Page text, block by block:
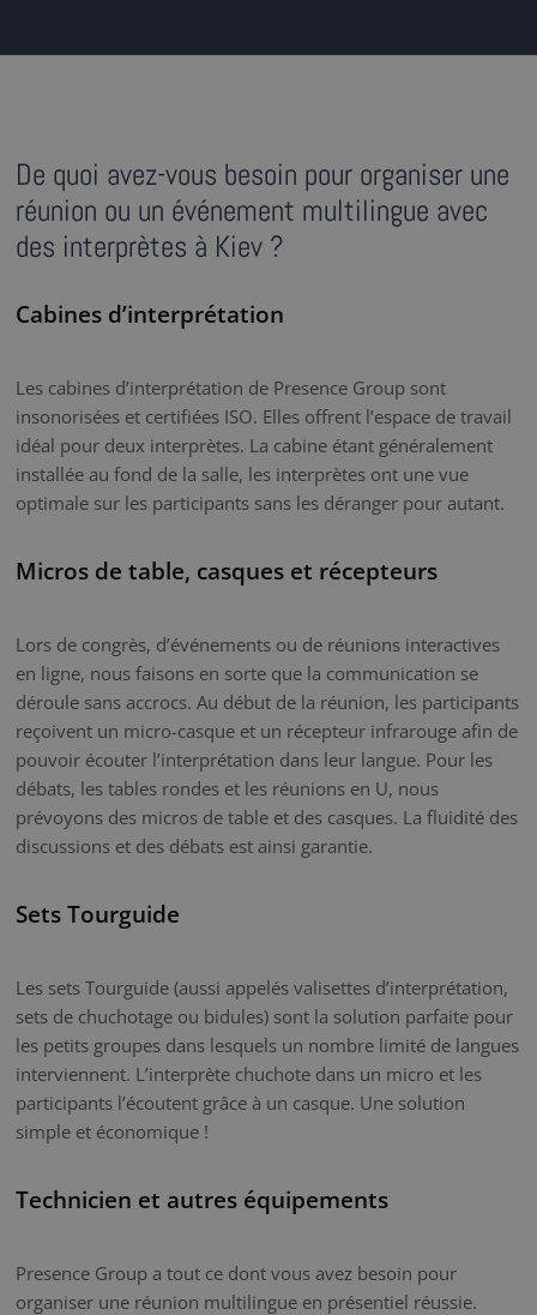
De quoi avez-vous besoin pour organiser une
réunion ou un événement multilingue avec
des interprètes à Kiev ?
Cabines d’interprétation
Les cabines d’interprétation de Presence Group sont
insonorisées et certifiées ISO. Elles offrent l’espace de travail
idéal pour deux interprètes. La cabine étant généralement
installée au fond de la salle, les interprètes ont une vue
optimale sur les participants sans les déranger pour autant.
Micros de table, casques et récepteurs
Lors de congrès, d’événements ou de réunions interactives
en ligne, nous faisons en sorte que la communication se
déroule sans accrocs. Au début de la réunion, les participants
reçoivent un micro-casque et un récepteur infrarouge afin de
pouvoir écouter l’interprétation dans leur langue. Pour les
débats, les tables rondes et les réunions en U, nous
prévoyons des micros de table et des casques. La fluidité des
discussions et des débats est ainsi garantie.
Sets Tourguide
Les sets Tourguide (aussi appelés valisettes d’interprétation,
sets de chuchotage ou bidules) sont la solution parfaite pour
les petits groupes dans lesquels un nombre limité de langues
interviennent. L’interprète chuchote dans un micro et les
participants l’écoutent grâce à un casque. Une solution
simple et économique !
Technicien et autres équipements
Presence Group a tout ce dont vous avez besoin pour
organiser une réunion multilingue en présentiel réussie.